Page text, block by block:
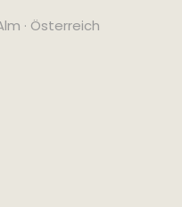
· Österreich